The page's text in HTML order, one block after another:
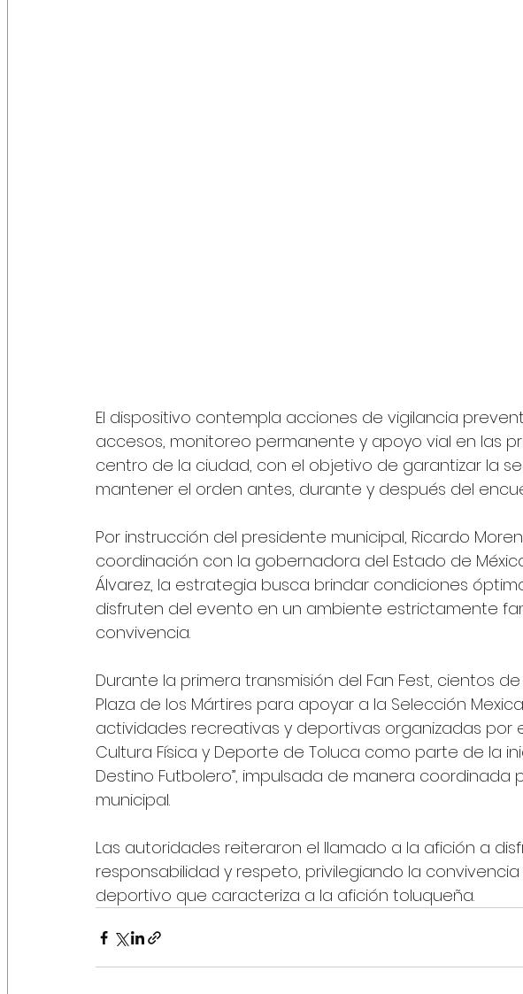
El dispositivo contempla acciones de vigilancia
accesos, monitoreo permanente y apoyo vial en las
centro de la ciudad, con el objetivo de garantizar la
mantener el orden antes, durante y después del
Por instrucción del presidente municipal, Ricardo
coordinación con la gobernadora del Estado de
Álvarez, la estrategia busca brindar condiciones
disfruten del evento en un ambiente estrictamente
convivencia.
Durante la primera transmisión del Fan Fest, cientos
Plaza de los Mártires para apoyar a la Selección
actividades recreativas y deportivas organizadas por
Cultura Física y Deporte de Toluca como parte de la
Destino Futbolero”, impulsada de manera coordinada
municipal.
Las autoridades reiteraron el llamado a la afición a
responsabilidad y respeto, privilegiando la
deportivo que caracteriza a la afición toluqueña.